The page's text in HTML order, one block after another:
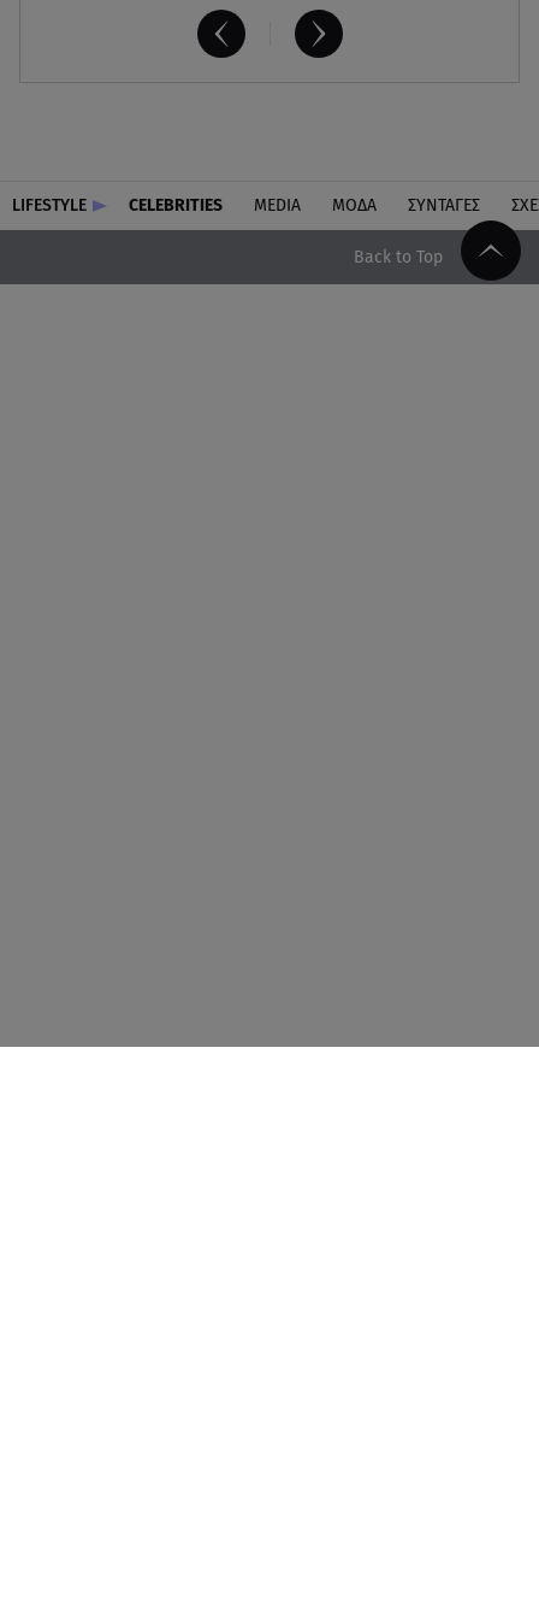
LIFESTYLE CELEBRITIES MEDIA ΜΟΔΑ ΣΥΝΤΑΓΕΣ
Back to Top